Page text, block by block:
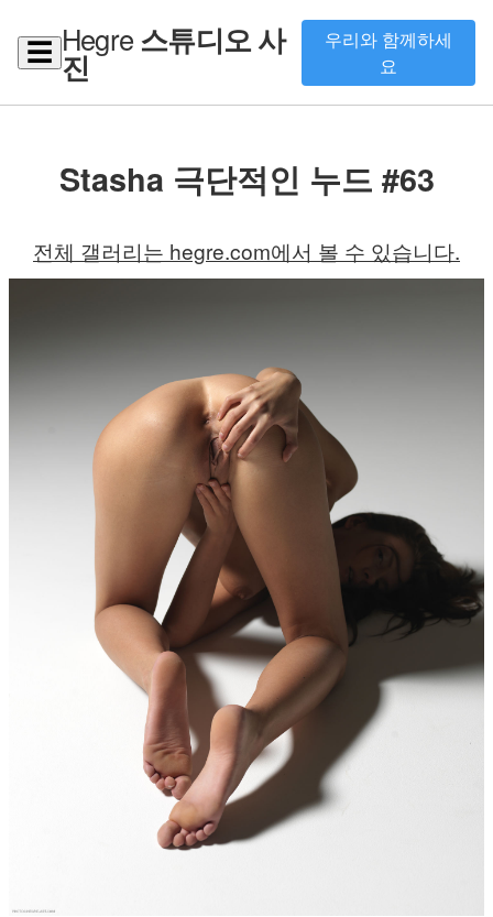
☰ Hegre스튜디오 사
진
우리와 함께하세
요
Stasha 극단적인 누드 #63
전체 갤러리는 hegre.com에서 볼 수 있습니다.